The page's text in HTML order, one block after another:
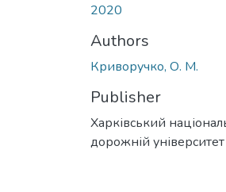
2020
Authors
Криворучко, О. М.
Publisher
Харківський
дорожній університет